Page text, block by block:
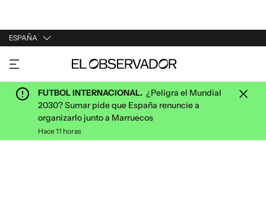
ESPAÑA
URUGUAY
ARGENTINA
ESPAÑA
ESTADOS UNIDOS
FUTBOL INTERNACIONAL. ¿Peligra el Mundial
2030? Sumar pide que España renuncie a
organizarlo junto a Marruecos
Hace 11 horas